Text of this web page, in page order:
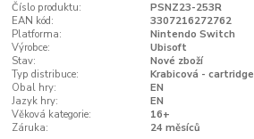
Číslo produktu:
PSNZ23-253R
EAN kód:
3307216272762
Platforma:
Nintendo Switch
Výrobce:
Ubisoft
Stav:
Nové zboží
Typ distribuce:
Krabicová - cartridge
Obal hry:
EN
Jazyk hry:
EN
Věková kategorie:
16+
Záruka:
24 měsíců